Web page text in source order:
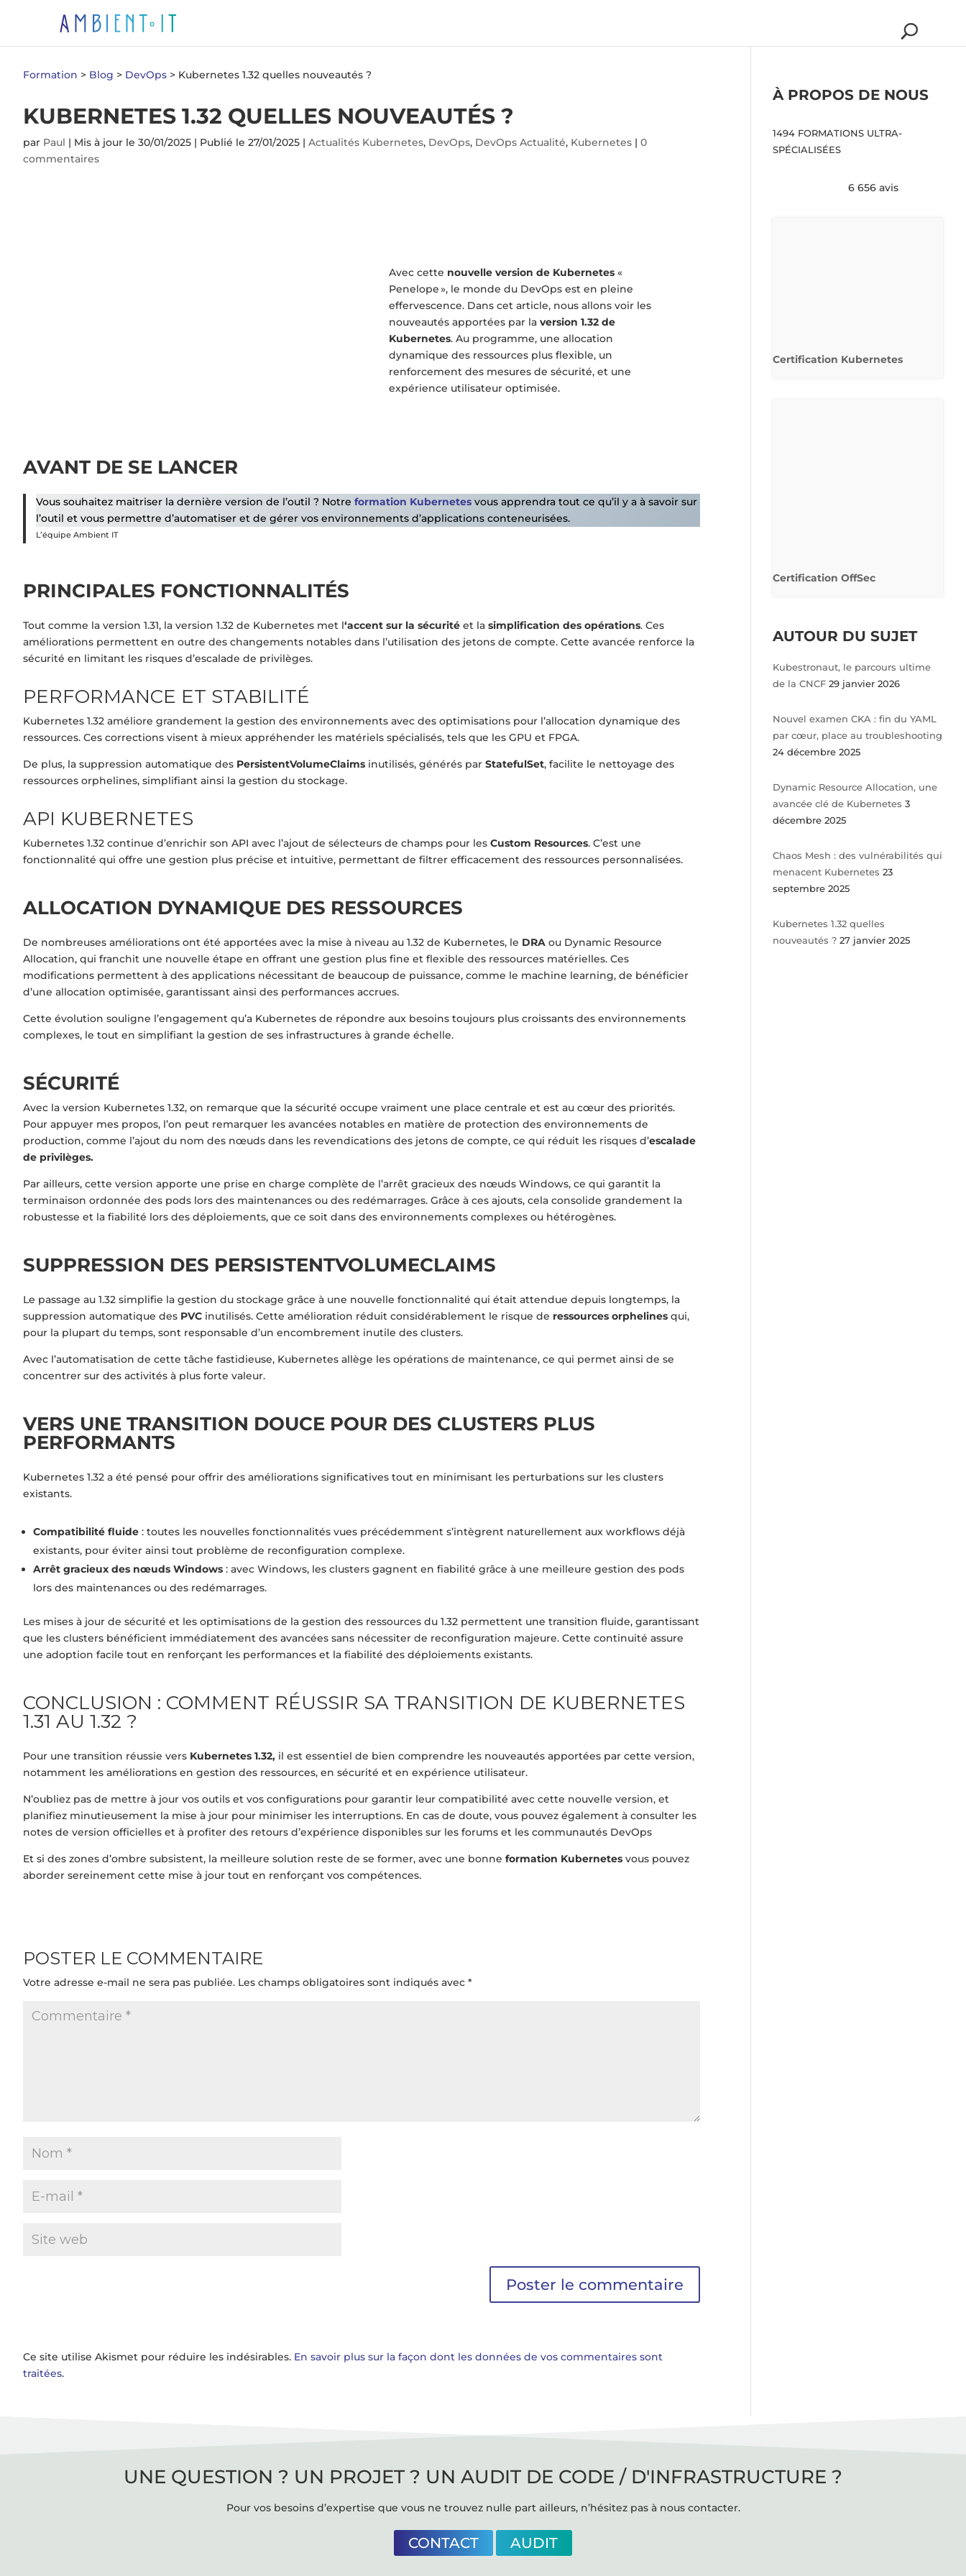
Formation > Blog > DevOps > Kubernetes 1.32 quelles nouveautés ?
KUBERNETES 1.32 QUELLES NOUVEAUTÉS ?
par Paul | Mis à jour le 30/01/2025 | Publié le 27/01/2025 | Actualités Kubernetes, DevOps, DevOps Actualité, Kubernetes | 0
commentaires
Avec cette nouvelle version de Kubernetes«
Penelope », le monde du DevOps est en pleine
effervescence. Dans cet article, nous allons voir les
nouveautés apportées par la version 1.32 de
Kubernetes. Au programme, une allocation
dynamique des ressources plus flexible, un
renforcement des mesures de sécurité, et une
expérience utilisateur optimisée.
AVANT DE SE LANCER
Vous souhaitez maitriser la dernière version de l’outil ? Notre formation Kubernetesvous apprendra tout ce qu’il y a à savoir sur
l’outil et vous permettre d’automatiser et de gérer vos environnements d’applications conteneurisées.
L’équipe Ambient IT
PRINCIPALES FONCTIONNALITÉS
Tout comme la version 1.31, la version 1.32 de Kubernetes met l‘accent sur la sécurité et la simplification des opérations. Ces
améliorations permettent en outre des changements notables dans l’utilisation des jetons de compte. Cette avancée renforce la
sécurité en limitant les risques d’escalade de privilèges.
PERFORMANCE ET STABILITÉ
Kubernetes 1.32 améliore grandement la gestion des environnements avec des optimisations pour l’allocation dynamique des
ressources. Ces corrections visent à mieux appréhender les matériels spécialisés, tels que les GPU et FPGA.
De plus, la suppression automatique des PersistentVolumeClaims inutilisés, générés par StatefulSet, facilite le nettoyage des
ressources orphelines, simplifiant ainsi la gestion du stockage.
API KUBERNETES
Kubernetes 1.32 continue d’enrichir son API avec l’ajout de sélecteurs de champs pour les Custom Resources. C’est une
fonctionnalité qui offre une gestion plus précise et intuitive, permettant de filtrer efficacement des ressources personnalisées.
ALLOCATION DYNAMIQUE DES RESSOURCES
De nombreuses améliorations ont été apportées avec la mise à niveau au 1.32 de Kubernetes, le DRA ou Dynamic Resource
Allocation, qui franchit une nouvelle étape en offrant une gestion plus fine et flexible des ressources matérielles. Ces
modifications permettent à des applications nécessitant de beaucoup de puissance, comme le machine learning, de bénéficier
d’une allocation optimisée, garantissant ainsi des performances accrues.
Cette évolution souligne l’engagement qu’a Kubernetes de répondre aux besoins toujours plus croissants des environnements
complexes, le tout en simplifiant la gestion de ses infrastructures à grande échelle.
SÉCURITÉ
Avec la version Kubernetes 1.32, on remarque que la sécurité occupe vraiment une place centrale et est au cœur des priorités.
Pour appuyer mes propos, l’on peut remarquer les avancées notables en matière de protection des environnements de
production, comme l’ajout du nom des nœuds dans les revendications des jetons de compte, ce qui réduit les risques d’escalade
de privilèges.
Par ailleurs, cette version apporte une prise en charge complète de l’arrêt gracieux des nœuds Windows, ce qui garantit la
terminaison ordonnée des pods lors des maintenances ou des redémarrages. Grâce à ces ajouts, cela consolide grandement la
robustesse et la fiabilité lors des déploiements, que ce soit dans des environnements complexes ou hétérogènes.
SUPPRESSION DES PERSISTENTVOLUMECLAIMS
Le passage au 1.32 simplifie la gestion du stockage grâce à une nouvelle fonctionnalité qui était attendue depuis longtemps, la
suppression automatique des PVC inutilisés. Cette amélioration réduit considérablement le risque de ressources orphelines qui,
pour la plupart du temps, sont responsable d’un encombrement inutile des clusters.
Avec l’automatisation de cette tâche fastidieuse, Kubernetes allège les opérations de maintenance, ce qui permet ainsi de se
concentrer sur des activités à plus forte valeur.
VERS UNE TRANSITION DOUCE POUR DES CLUSTERS PLUS
PERFORMANTS
Kubernetes 1.32 a été pensé pour offrir des améliorations significatives tout en minimisant les perturbations sur les clusters
existants.
Compatibilité fluide : toutes les nouvelles fonctionnalités vues précédemment s’intègrent naturellement aux workflows déjà
existants, pour éviter ainsi tout problème de reconfiguration complexe.
Arrêt gracieux des nœuds Windows : avec Windows, les clusters gagnent en fiabilité grâce à une meilleure gestion des pods
lors des maintenances ou des redémarrages.
Les mises à jour de sécurité et les optimisations de la gestion des ressources du 1.32 permettent une transition fluide, garantissant
que les clusters bénéficient immédiatement des avancées sans nécessiter de reconfiguration majeure. Cette continuité assure
une adoption facile tout en renforçant les performances et la fiabilité des déploiements existants.
CONCLUSION : COMMENT RÉUSSIR SA TRANSITION DE KUBERNETES
1.31 AU 1.32 ?
Pour une transition réussie vers Kubernetes 1.32, il est essentiel de bien comprendre les nouveautés apportées par cette version,
notamment les améliorations en gestion des ressources, en sécurité et en expérience utilisateur.
N’oubliez pas de mettre à jour vos outils et vos configurations pour garantir leur compatibilité avec cette nouvelle version, et
planifiez minutieusement la mise à jour pour minimiser les interruptions. En cas de doute, vous pouvez également à consulter les
notes de version officielles et à profiter des retours d’expérience disponibles sur les forums et les communautés DevOps
Et si des zones d’ombre subsistent, la meilleure solution reste de se former, avec une bonne formation Kubernetes vous pouvez
aborder sereinement cette mise à jour tout en renforçant vos compétences.
POSTER LE COMMENTAIRE
Votre adresse e-mail ne sera pas publiée. Les champs obligatoires sont indiqués avec *
Ce site utilise Akismet pour réduire les indésirables. En savoir plus sur la façon dont les données de vos commentaires sont
traitées.
À PROPOS DE NOUS
1494 FORMATIONS ULTRA-
SPÉCIALISÉES
6 656 avis
Certification Kubernetes
Certification OffSec
AUTOUR DU SUJET
Kubestronaut, le parcours ultime
de la CNCF 29 janvier 2026
Nouvel examen CKA : fin du YAML
par cœur, place au troubleshooting
24 décembre 2025
Dynamic Resource Allocation, une
avancée clé de Kubernetes 3
décembre 2025
Chaos Mesh : des vulnérabilités qui
menacent Kubernetes 23
septembre 2025
Kubernetes 1.32 quelles
nouveautés ? 27 janvier 2025
UNE QUESTION ? UN PROJET ? UN AUDIT DE CODE / D'INFRASTRUCTURE ?
Pour vos besoins d’expertise que vous ne trouvez nulle part ailleurs, n’hésitez pas à nous contacter.
CONTACT AUDIT